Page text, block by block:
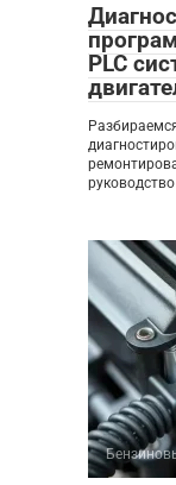
PLC
руководство